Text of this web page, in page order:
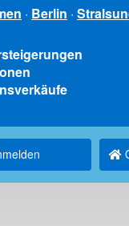
· Berlin ·